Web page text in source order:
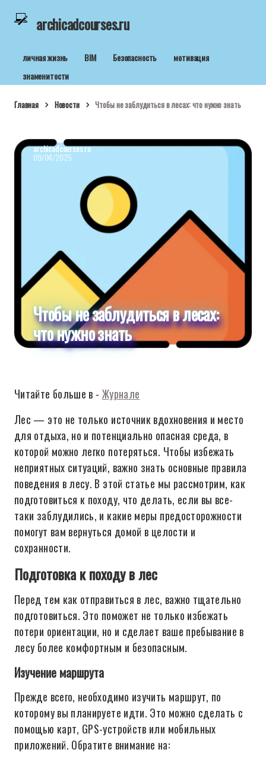
archicadcourses.ru
личная жизнь BIM Безопасность
мотивация
знаменитости
Главная Новости Чтобы не заблудиться в лесах: что нужно знать
archicadcourses.ru
09/04/2025
Чтобы не заблудиться в лесах:
что нужно знать
Читайте больше в - Журнале
Лес — это не только источник вдохновения и место
для отдыха, но и потенциально опасная среда, в
которой можно легко потеряться. Чтобы избежать
неприятных ситуаций, важно знать основные правила
поведения в лесу. В этой статье мы рассмотрим, как
подготовиться к походу, что делать, если вы все-
таки заблудились, и какие меры предосторожности
помогут вам вернуться домой в целости и
сохранности.
Подготовка к походу в лес
Перед тем как отправиться в лес, важно тщательно
подготовиться. Это поможет не только избежать
потери ориентации, но и сделает ваше пребывание в
лесу более комфортным и безопасным.
Изучение маршрута
Прежде всего, необходимо изучить маршрут, по
которому вы планируете идти. Это можно сделать с
помощью карт, GPS-устройств или мобильных
приложений. Обратите внимание на: